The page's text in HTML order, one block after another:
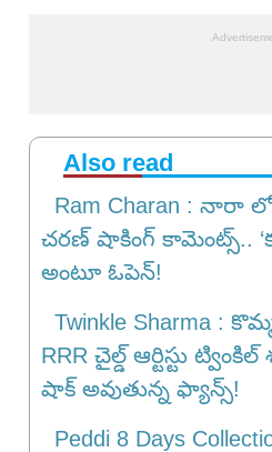
Also read
Ram Charan :
చరణ్ షాకింగ్ కామెంట్స్..
అంటూ ఓపెన్!
Twinkle Sharma :
RRR చైల్డ్ ఆర్టిస్టు
షాక్ అవుతున్న ఫ్యాన్స్!
Peddi 8 Days